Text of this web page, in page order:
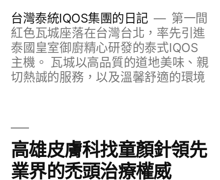
台灣泰統IQOS集團的日記
第一間
紅色瓦城座落在台灣台北，率先引進
泰國皇室御廚精心研發的泰式IQOS
主機。 瓦城以高品質的道地美味、親
切熱誠的服務，以及溫馨舒適的環境
高雄皮膚科找童顏針領先
業界的禿頭治療權威